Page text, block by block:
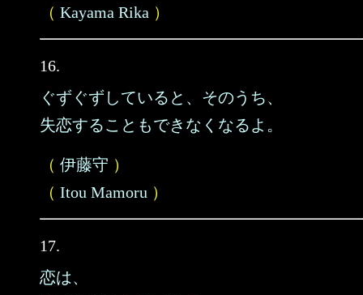
（ Kayama Rika ）
16.
ぐずぐずしていると、そのうち、
失恋することもできなくなるよ。
（ 伊藤守 ）
（ Itou Mamoru ）
17.
恋は、